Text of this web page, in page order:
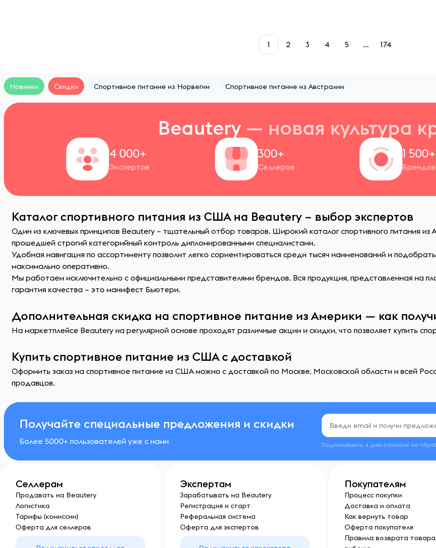
1 2 3 4 5 ... 174
Новинки Скидки Спортивное питание из Норвегии Спортивное питание из Австралии
Beautery — новая культура
4 000+
Экспертов
300+
Селлеров
1 500+
Брендов
Каталог спортивного питания из США на Beautery – выбор экспертов
Один из ключевых принципов Beautery – тщательный отбор товаров. Широкий каталог спортивного питания из
прошедшей строгий категорийный контроль дипломированными специалистами.
Удобная навигация по ассортименту позволит легко сориентироваться среди тысяч наименований и
максимально оперативно.
Мы работаем исключительно с официальными представителями брендов. Вся продукция, представленная на
гарантия качества – это манифест Бьютери.
Дополнительная скидка на спортивное питание из Америки — как
На маркетплейсе Beautery на регулярной основе проходят различные акции и скидки, что позволяет купить
Купить спортивное питание из США с доставкой
Оформить заказ на спортивное питание из США можно с доставкой по Москве, Московской области и всей
продавцов.
Получайте специальные предложения и скидки
Более 5000+ пользователей уже с нами Подписываясь, я даю согласие на
Селлерам
Продавать на Beautery
Логистика
Тарифы (комиссии)
Оферта для селлеров
Экспертам
Зарабатывать на Beautery
Регистрация и старт
Реферальная система
Оферта для экспертов
Покупателям
Процесс покупки
Доставка и оплата
Как вернуть товар
Оферта покупателя
Правила возврата товара